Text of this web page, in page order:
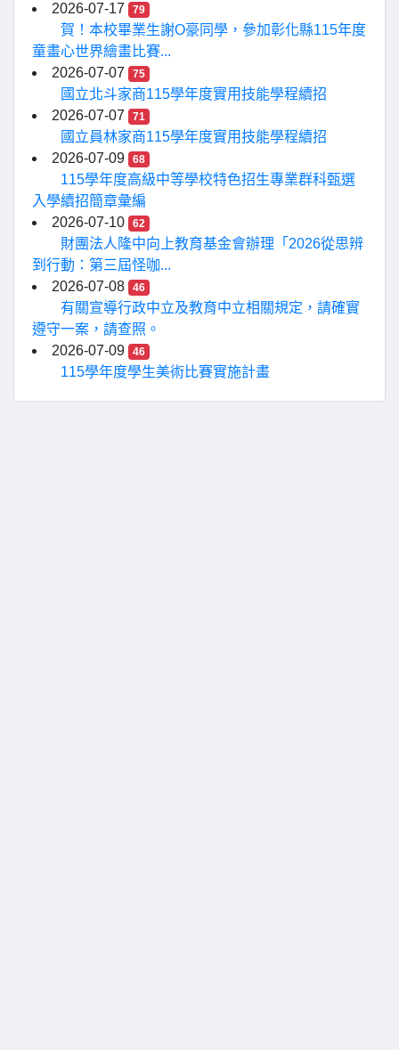
2026-07-17
79
賀！本校畢業生謝O豪同學，參加彰化縣115年度
童畫心世界繪畫比賽...
2026-07-07
75
國立北斗家商115學年度實用技能學程續招
2026-07-07
71
國立員林家商115學年度實用技能學程續招
2026-07-09
68
115學年度高級中等學校特色招生專業群科甄選
入學續招簡章彙編
2026-07-10
62
財團法人隆中向上教育基金會辦理「2026從思辨
到行動：第三屆怪咖...
2026-07-08
46
有關宣導行政中立及教育中立相關規定，請確實
遵守一案，請查照。
2026-07-09
46
115學年度學生美術比賽實施計畫